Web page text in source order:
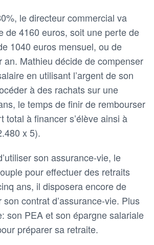
le directeur commercial va
de 4160 euros, soit une perte de
1040 euros mensuel, ou de
an. Mathieu décide de compenser
en utilisant l’argent de son
à des rachats sur une
le temps de finir de rembourser
total à financer s’élève ainsi à
x 5).
son assurance-vie, le
pour effectuer des retraits
ans, il disposera encore de
contrat d’assurance-vie. Plus
son PEA et son épargne salariale
préparer sa retraite.